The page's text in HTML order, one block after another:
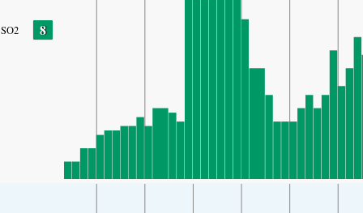
SO2 8